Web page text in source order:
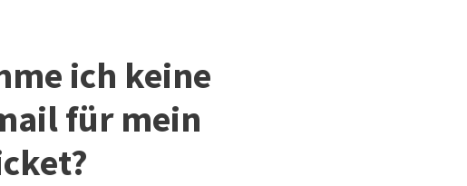
ich keine
für mein